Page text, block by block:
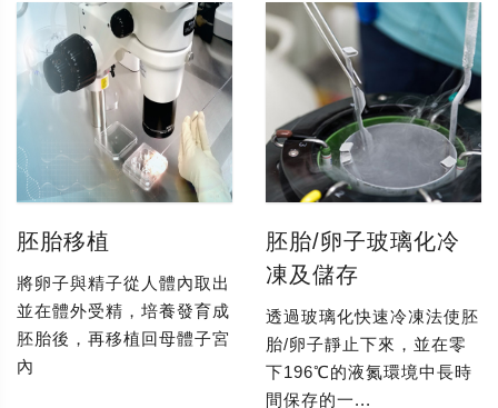
胚胎移植
將卵子與精子從人體內取出
並在體外受精，培養發育成
胚胎後，再移植回母體子宮
內
胚胎/卵子玻璃化冷
凍及儲存
透過玻璃化快速冷凍法使胚
胎/卵子靜止下來，並在零
下196℃的液氮環境中長時
間保存的一...